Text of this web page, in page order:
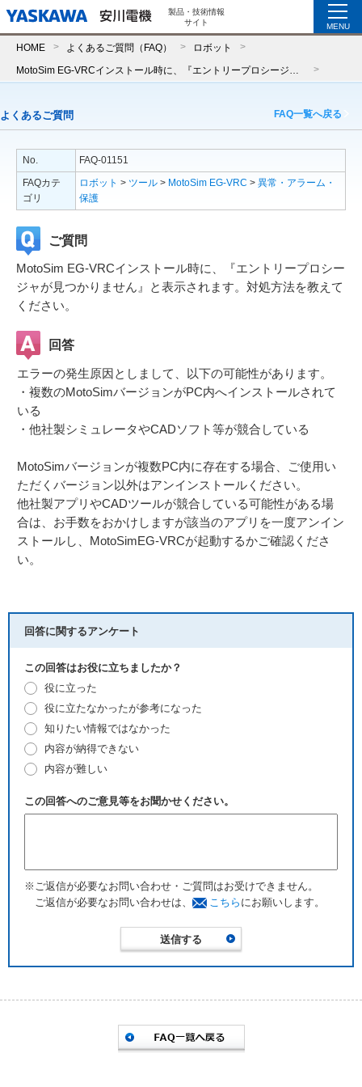
製品・技術情報
サイト
MENU
HOME よくあるご質問（FAQ） ロボット
よくあるご質問 FAQ一覧へ戻る
No.
FAQ-01151
FAQカテ
ゴリ
ロボット > ツール > MotoSim EG-VRC > 異常・アラーム・
保護
ご質問
MotoSim EG-VRCインストール時に、『エントリープロシー
ジャが見つかりません』と表示されます。対処方法を教えて
ください。
回答
エラーの発生原因としまして、以下の可能性があります。
・複数のMotoSimバージョンがPC内へインストールされて
いる
・他社製シミュレータやCADソフト等が競合している
MotoSimバージョンが複数PC内に存在する場合、ご使用い
ただくバージョン以外はアンインストールください。
他社製アプリやCADツールが競合している可能性がある場
合は、お手数をおかけしますが該当のアプリを一度アンイン
ストールし、MotoSimEG-VRCが起動するかご確認くださ
い。
回答に関するアンケート
この回答はお役に立ちましたか？
役に立った
役に立たなかったが参考になった
知りたい情報ではなかった
内容が納得できない
内容が難しい
この回答へのご意見等をお聞かせください。
※ご返信が必要なお問い合わせ・ご質問はお受けできません。
ご返信が必要なお問い合わせは、
こちら にお願いします。